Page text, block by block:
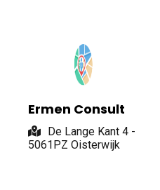
Ermen Consult
De Lange Kant 4 -
5061PZ Oisterwijk